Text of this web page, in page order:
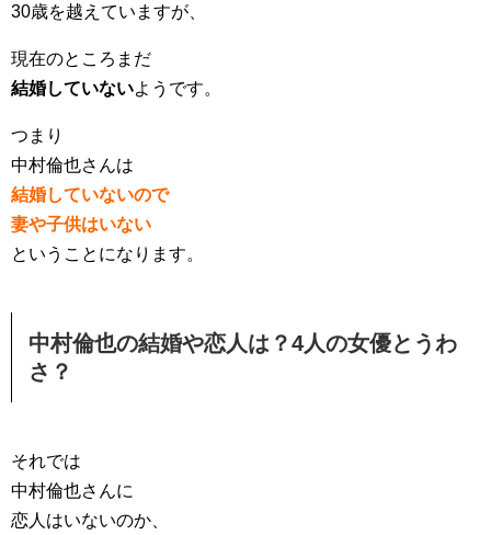
30歳を越えていますが、
現在のところまだ
結婚していないようです。
つまり
中村倫也さんは
結婚していないので
妻や子供はいない
ということになります。
中村倫也の結婚や恋人は？4人の女優とうわ
さ？
それでは
中村倫也さんに
恋人はいないのか、